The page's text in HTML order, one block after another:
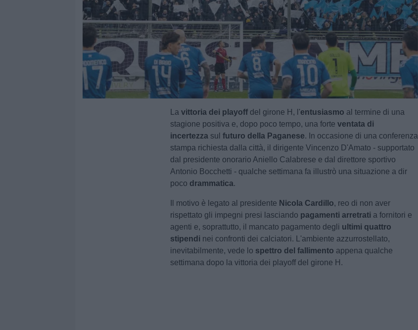
Lavittoria dei playoff del girone H, l'entusiasmo al termine di una
stagione positiva e, dopo poco tempo, una forteventata di
incertezza sulfuturo della Paganese. In occasione di una conferenza
stampa richiesta dalla città, il dirigente Vincenzo D'Amato - supportato
dal presidente onorario Aniello Calabrese e dal direttore sportivo
Antonio Bocchetti - qualche settimana fa illustrò una situazione a dir
poco drammatica.
Il motivo è legato al presidente Nicola Cardillo, reo di non aver
rispettato gli impegni presi lasciando pagamenti arretrati a fornitori e
agenti e, soprattutto, il mancato pagamento degli ultimi quattro
stipendi nei confronti dei calciatori. L'ambiente azzurrostellato,
inevitabilmente, vede lo spettro del fallimento appena qualche
settimana dopo la vittoria dei playoff del girone H.